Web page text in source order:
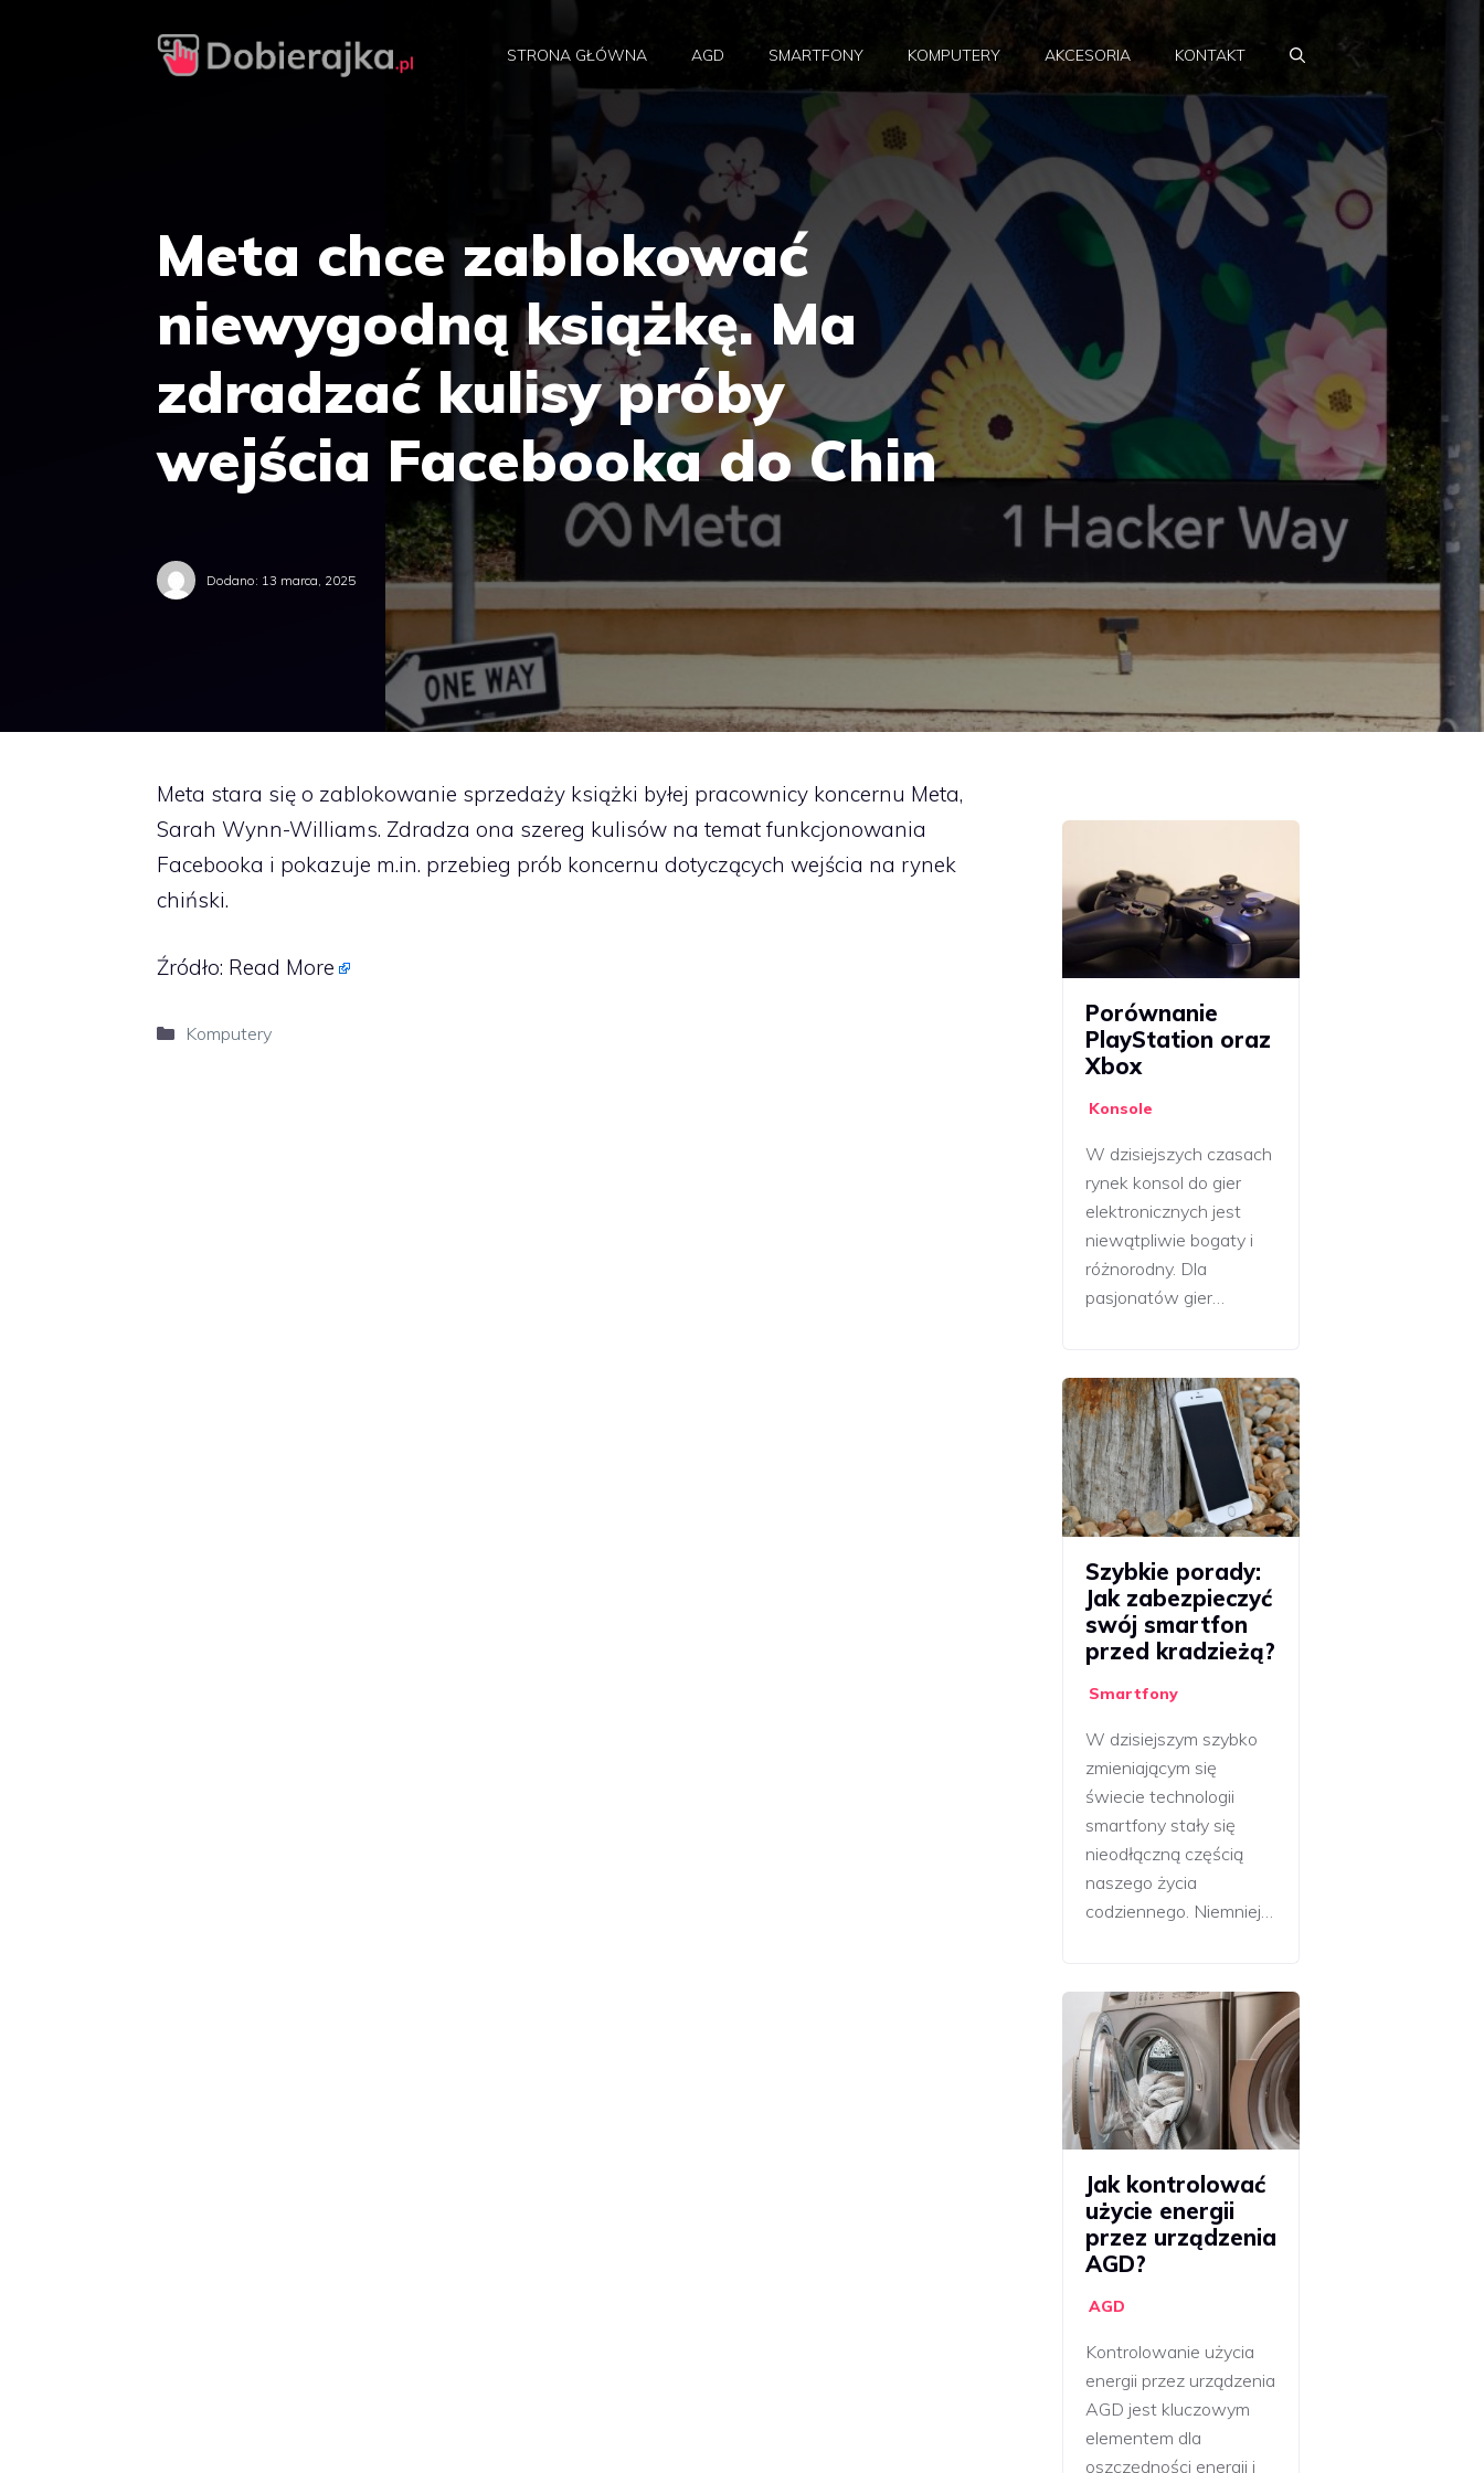
STRONA GŁÓWNA AGD SMARTFONY KOMPUTERY AKCESORIA KONTAKT
Meta chce zablokować
niewygodną książkę. Ma
zdradzać kulisy próby
wejścia Facebooka do Chin
Dodano: 13 marca, 2025
Meta stara się o zablokowanie sprzedaży książki byłej pracownicy koncernu Meta,
Sarah Wynn-Williams. Zdradza ona szereg kulisów na temat funkcjonowania
Facebooka i pokazuje m.in. przebieg prób koncernu dotyczących wejścia na rynek
chiński.
Źródło: Read More
Kategorie
Komputery
Porównanie
PlayStation oraz
Xbox
Konsole
W dzisiejszych czasach
rynek konsol do gier
elektronicznych jest
niewątpliwie bogaty i
różnorodny. Dla
pasjonatów gier…
Szybkie porady:
Jak zabezpieczyć
swój smartfon
przed kradzieżą?
Smartfony
W dzisiejszym szybko
zmieniającym się
świecie technologii
smartfony stały się
nieodłączną częścią
naszego życia
codziennego. Niemniej…
Jak kontrolować
użycie energii
przez urządzenia
AGD?
AGD
Kontrolowanie użycia
energii przez urządzenia
AGD jest kluczowym
elementem dla
oszczędności energii i